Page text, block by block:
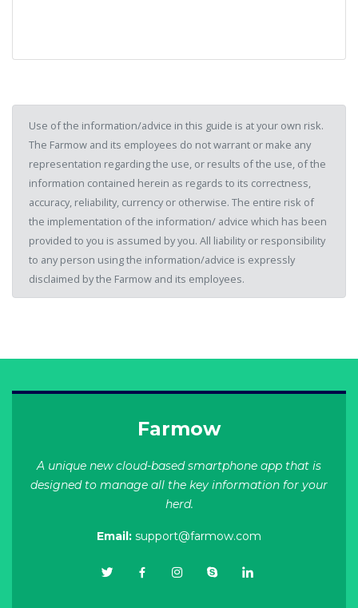
Use of the information/advice in this guide is at your own risk.
The Farmow and its employees do not warrant or make any
representation regarding the use, or results of the use, of the
information contained herein as regards to its correctness,
accuracy, reliability, currency or otherwise. The entire risk of
the implementation of the information/ advice which has been
provided to you is assumed by you. All liability or responsibility
to any person using the information/advice is expressly
disclaimed by the Farmow and its employees.
Farmow
A unique new cloud-based smartphone app that is
designed to manage all the key information for your
herd.
Email: support@farmow.com